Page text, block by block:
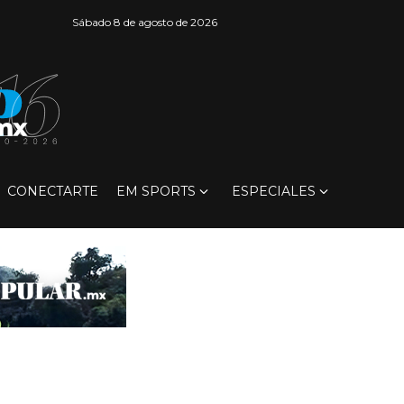
Sábado 8 de agosto de 2026
CONECTARTE EM SPORTS ESPECIALES